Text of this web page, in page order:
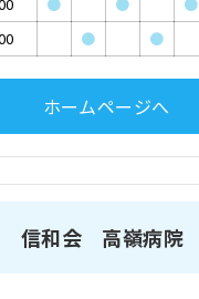
● ●
ホームページへ
信和会 高嶺病院